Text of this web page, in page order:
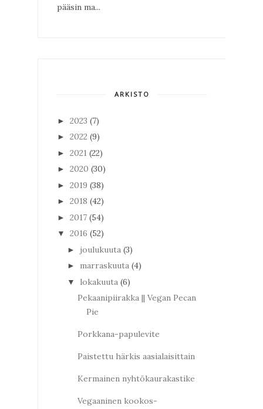
pääsin ma...
ARKISTO
► 2023 (7)
► 2022 (9)
► 2021 (22)
► 2020 (30)
► 2019 (38)
► 2018 (42)
► 2017 (54)
▼ 2016 (52)
► joulukuuta (3)
► marraskuuta (4)
▼ lokakuuta (6)
Pekaanipiirakka || Vegan Pecan
Pie
Porkkana-papulevite
Paistettu härkis aasialaisittain
Kermainen nyhtökaurakastike
Vegaaninen kookos-